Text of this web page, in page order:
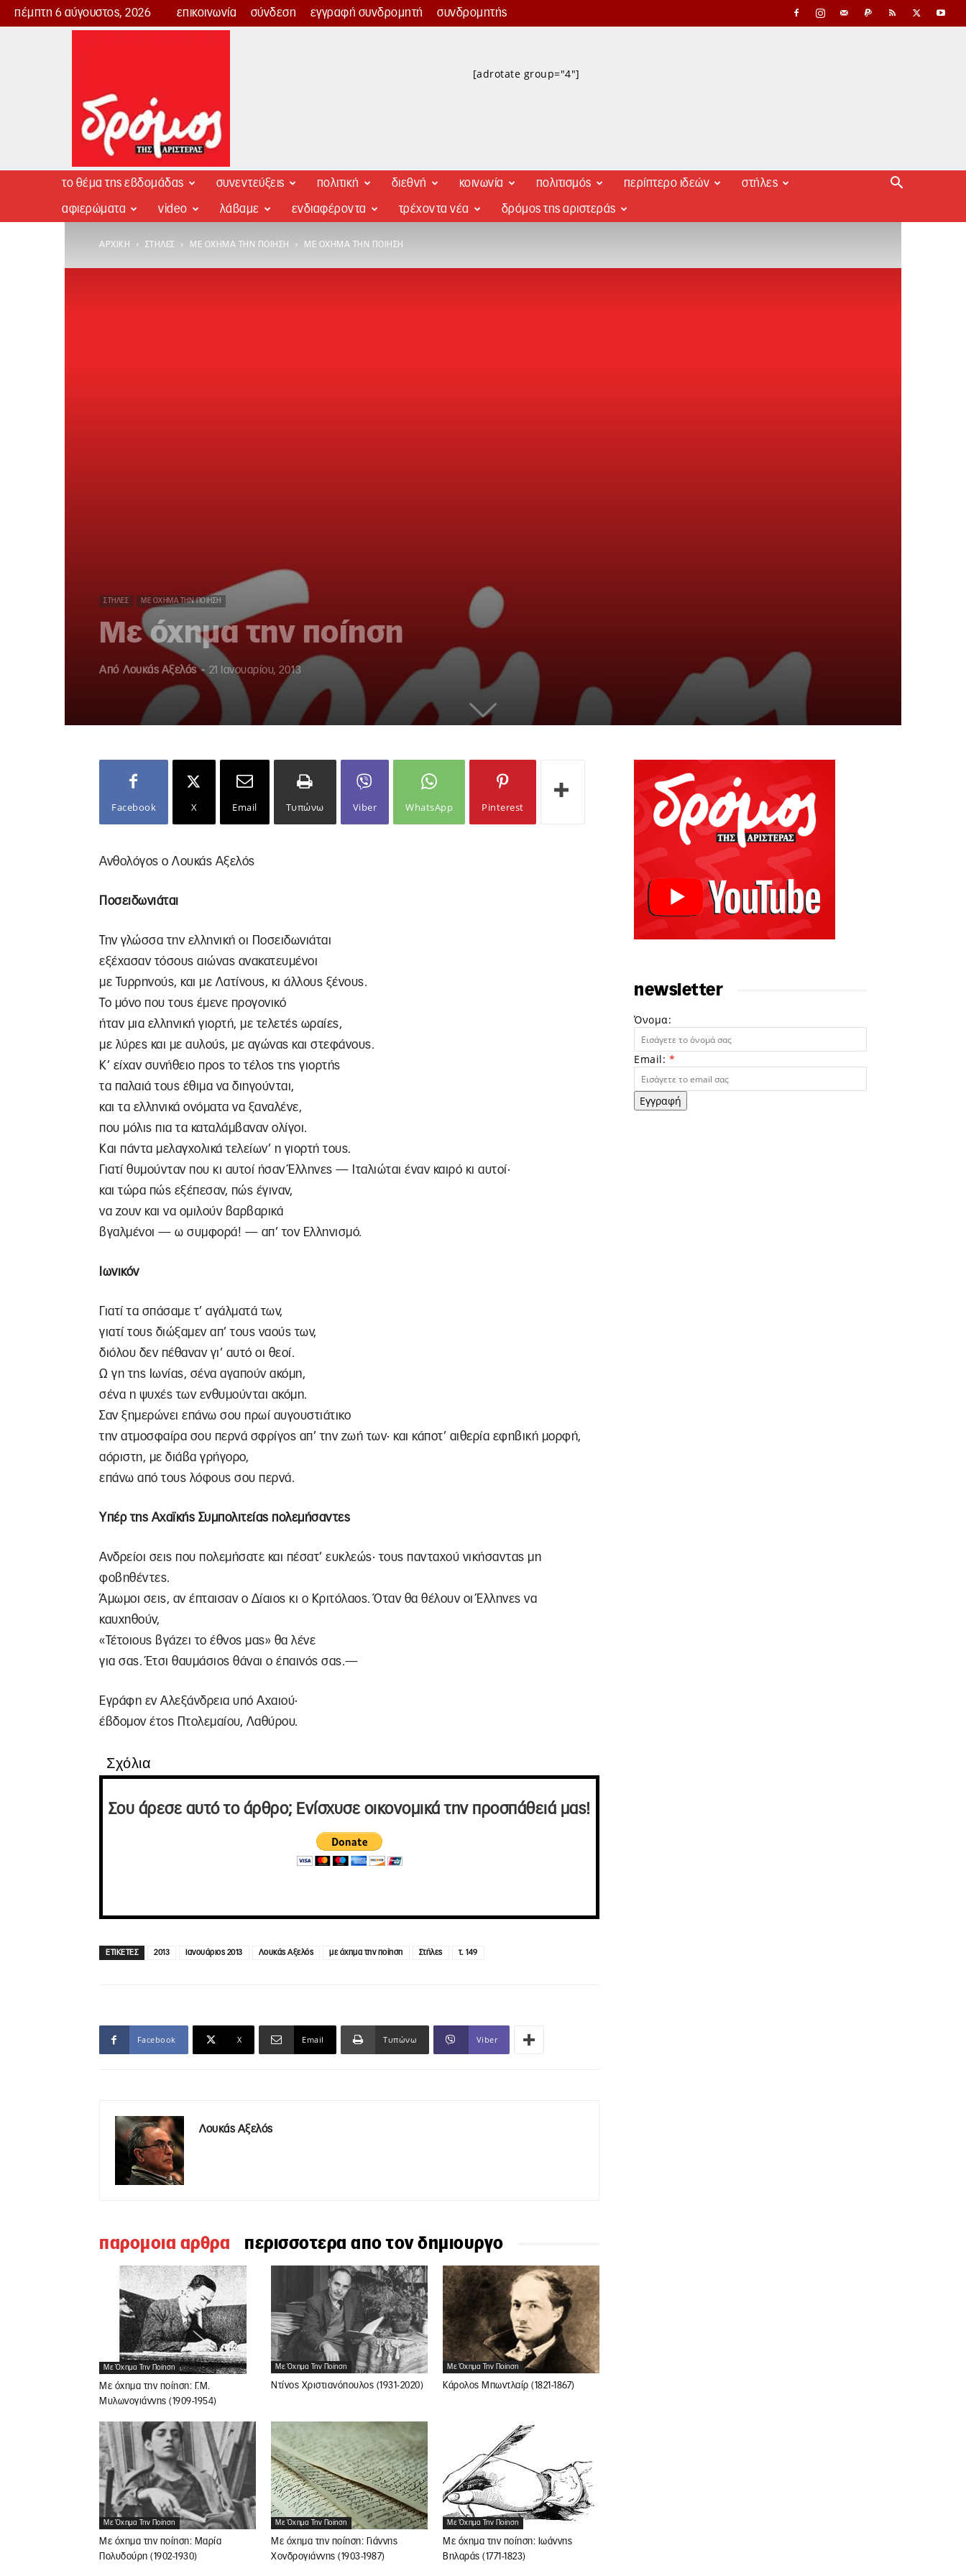
πέμπτη 6 αύγουστος, 2026 επικοινωνία σύνδεση εγγραφή συνδρομητή συνδρομητής
Δρόμος
[adrotate group="4"]
το θέμα της εβδομάδας συνεντεύξεις πολιτική διεθνή κοινωνία πολιτισμός περίπτερο ιδεών στήλες
αφιερώματα video λάβαμε ενδιαφέροντα τρέχοντα νέα δρόμος της αριστεράς
ΑΡΧΙΚΉ ΣΤΉΛΕΣ ΜΕ ΌΧΗΜΑ ΤΗΝ ΠΟΊΗΣΗ ΜΕ ΌΧΗΜΑ ΤΗΝ ΠΟΊΗΣΗ
ΣΤΉΛΕΣ ΜΕ ΌΧΗΜΑ ΤΗΝ ΠΟΊΗΣΗ
Με όχημα την ποίηση
Από Λουκάς Αξελός - 21 Ιανουαρίου, 2013
Facebook X Email Τυπώνω Viber WhatsApp Pinterest
Ανθολόγος ο Λουκάς Αξελός
Ποσειδωνιάται
Την γλώσσα την ελληνική οι Ποσειδωνιάται
εξέχασαν τόσους αιώνας ανακατευμένοι
με Τυρρηνούς, και με Λατίνους, κι άλλους ξένους.
Το μόνο που τους έμενε προγονικό
ήταν μια ελληνική γιορτή, με τελετές ωραίες,
με λύρες και με αυλούς, με αγώνας και στεφάνους.
Κ’ είχαν συνήθειο προς το τέλος της γιορτής
τα παλαιά τους έθιμα να διηγούνται,
και τα ελληνικά ονόματα να ξαναλένε,
που μόλις πια τα καταλάμβαναν ολίγοι.
Και πάντα μελαγχολικά τελείων’ η γιορτή τους.
Γιατί θυμούνταν που κι αυτοί ήσαν Έλληνες — Ιταλιώται έναν καιρό κι αυτοί·
και τώρα πώς εξέπεσαν, πώς έγιναν,
να ζουν και να ομιλούν βαρβαρικά
βγαλμένοι — ω συμφορά! — απ’ τον Ελληνισμό.
Ιωνικόν
Γιατί τα σπάσαμε τ’ αγάλματά των,
γιατί τους διώξαμεν απ’ τους ναούς των,
διόλου δεν πέθαναν γι’ αυτό οι θεοί.
Ω γη της Ιωνίας, σένα αγαπούν ακόμη,
σένα η ψυχές των ενθυμούνται ακόμη.
Σαν ξημερώνει επάνω σου πρωί αυγουστιάτικο
την ατμοσφαίρα σου περνά σφρίγος απ’ την ζωή των· και κάποτ’ αιθερία εφηβική μορφή,
αόριστη, με διάβα γρήγορο,
επάνω από τους λόφους σου περνά.
Υπέρ της Αχαϊκής Συμπολιτείας πολεμήσαντες
Ανδρείοι σεις που πολεμήσατε και πέσατ’ ευκλεώς· τους πανταχού νικήσαντας μη
φοβηθέντες.
Άμωμοι σεις, αν έπταισαν ο Δίαιος κι ο Κριτόλαος. Όταν θα θέλουν οι Έλληνες να
καυχηθούν,
«Τέτοιους βγάζει το έθνος μας» θα λένε
για σας. Έτσι θαυμάσιος θάναι ο έπαινός σας.—
Εγράφη εν Αλεξάνδρεια υπό Αχαιού·
έβδομον έτος Πτολεμαίου, Λαθύρου.
Σχόλια
Σου άρεσε αυτό το άρθρο; Ενίσχυσε οικονομικά την προσπάθειά μας!
ΕΤΙΚΕΤΕΣ 2013 Ιανουάριος 2013 Λουκάς Αξελός με όχημα την ποίηση Στήλες τ. 149
Facebook X Email Τυπώνω Viber
Λουκάς Αξελός
παρομοια αρθρα περισσοτερα απο τον δημιουργο
Με Όχημα Την Ποίηση
Με όχημα την ποίηση: Γ.Μ.
Μυλωνογιάννης (1909-1954)
Με Όχημα Την Ποίηση
Ντίνος Χριστιανόπουλος (1931-2020)
Με Όχημα Την Ποίηση
Κάρολος Μπωντλαίρ (1821-1867)
Με Όχημα Την Ποίηση
Με όχημα την ποίηση: Μαρία
Πολυδούρη (1902-1930)
Με Όχημα Την Ποίηση
Με όχημα την ποίηση: Γιάννης
Χονδρογιάννης (1903-1987)
Με Όχημα Την Ποίηση
Με όχημα την ποίηση: Ιωάννης
Βηλαράς (1771-1823)
newsletter
Όνομα:
Email: *
Εγγραφή